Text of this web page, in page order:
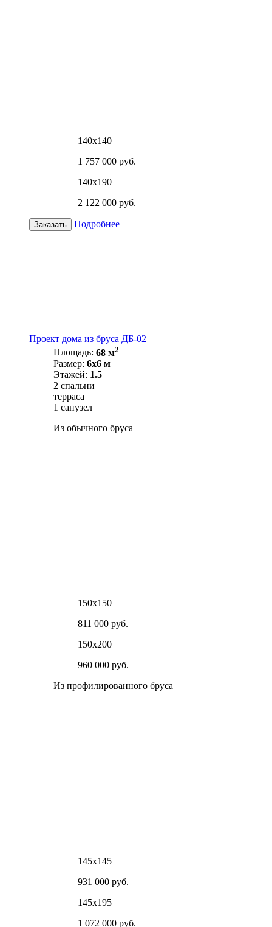
140х140
1 757 000 руб.
140х190
2 122 000 руб.
Заказать Подробнее
Проект дома из бруса ДБ-02
Площадь: 68 м2
Размер: 6х6 м
Этажей: 1.5
2 спальни
терраса
1 санузел
Из обычного бруса
150х150
811 000 руб.
150х200
960 000 руб.
Из профилированного бруса
145х145
931 000 руб.
145х195
1 072 000 руб.